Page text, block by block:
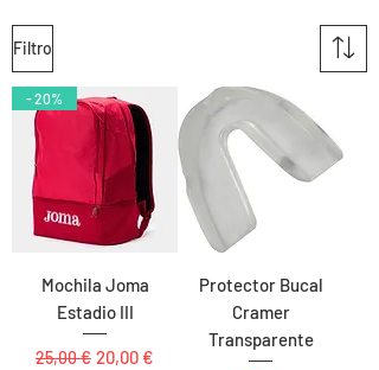
Filtro
- 20%
Mochila Joma
Estadio III
Precio
25,00 € Precio de oferta
20,00 €
Protector Bucal
Cramer
Transparente